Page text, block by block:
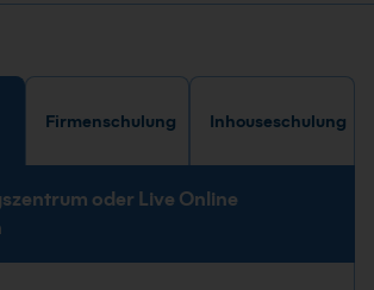
Firmenschulung Inhouseschulung
oder Live Online